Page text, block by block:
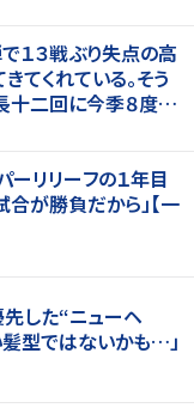
１３戦ぶり失点の高
てくれている。そう
十二回に今季８度目
ーリリーフの１年目
が勝負だから」【一
先した“ニューヘ
型ではないかも…」